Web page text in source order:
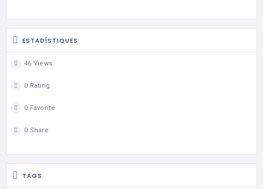
ESTADÍSTIQUES
46 Views
0 Rating
0 Favorite
0 Share
TAGS